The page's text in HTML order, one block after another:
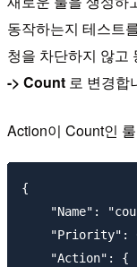
동작하는지 테스트
청을 차단하지 않고
-> Count 로 변경합
Action이 Count인
{
"Name":
"Priority":
    "Action": {